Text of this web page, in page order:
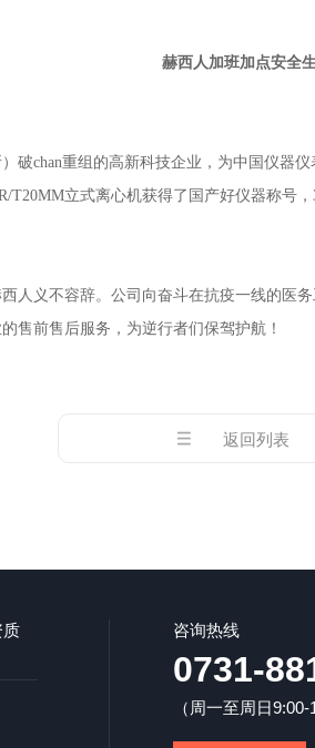
赫西人加班加点安全
破chan重组的高新科技企业，为中国仪器
T20MM立式离心机获得了国产好仪器称号
人义不容辞。公司 向奋斗在抗疫一线的医务
售前售后服务 ， 为逆行者们保驾护航 ！
返回列表
质 咨询热线
0731-
（周一至周日9:00-